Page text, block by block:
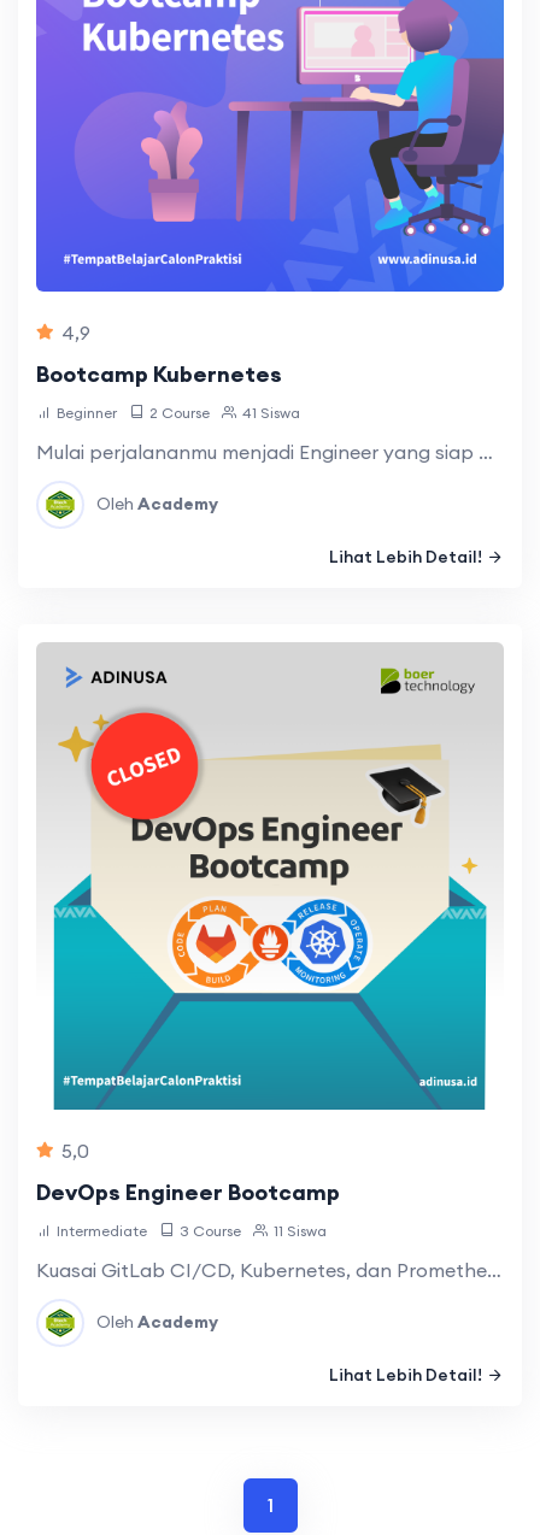
4,9
Bootcamp Kubernetes
Beginner 2 Course 41 Siswa
Mulai perjalananmu menjadi Engineer yang siap men…
Oleh Academy
Lihat Lebih Detail!
5,0
DevOps Engineer Bootcamp
Intermediate 3 Course 11 Siswa
Kuasai GitLab CI/CD, Kubernetes, dan Prometheus d…
Oleh Academy
Lihat Lebih Detail!
1